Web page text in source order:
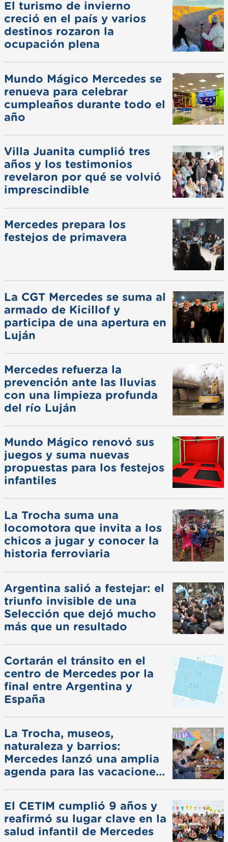
El turismo de invierno
creció en el país y varios
destinos rozaron la
ocupación plena
Mundo Mágico Mercedes se
renueva para celebrar
cumpleaños durante todo el
año
Villa Juanita cumplió tres
años y los testimonios
revelaron por qué se volvió
imprescindible
Mercedes prepara los
festejos de primavera
La CGT Mercedes se suma al
armado de Kicillof y
participa de una apertura en
Luján
Mercedes refuerza la
prevención ante las lluvias
con una limpieza profunda
del río Luján
Mundo Mágico renovó sus
juegos y suma nuevas
propuestas para los festejos
infantiles
La Trocha suma una
locomotora que invita a los
chicos a jugar y conocer la
historia ferroviaria
Argentina salió a festejar: el
triunfo invisible de una
Selección que dejó mucho
más que un resultado
Cortarán el tránsito en el
centro de Mercedes por la
final entre Argentina y
España
La Trocha, museos,
naturaleza y barrios:
Mercedes lanzó una amplia
agenda para las vacaciones
El CETIM cumplió 9 años y
reafirmó su lugar clave en la
salud infantil de Mercedes